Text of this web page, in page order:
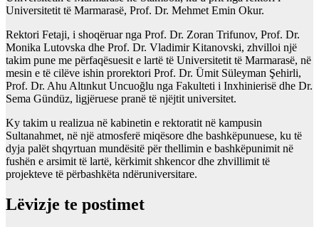
Universitetit të Marmarasë, Prof. Dr. Mehmet Emin Okur.
Rektori Fetaji, i shoqëruar nga Prof. Dr. Zoran Trifunov, Prof. Dr.
Monika Lutovska dhe Prof. Dr. Vladimir Kitanovski, zhvilloi një
takim pune me përfaqësuesit e lartë të Universitetit të Marmarasë, në
mesin e të cilëve ishin prorektori Prof. Dr. Ümit Süleyman Şehirli,
Prof. Dr. Ahu Altınkut Uncuoğlu nga Fakulteti i Inxhinierisë dhe Dr.
Sema Gündüz, ligjëruese pranë të njëjtit universitet.
Ky takim u realizua në kabinetin e rektoratit në kampusin
Sultanahmet, në një atmosferë miqësore dhe bashkëpunuese, ku të
dyja palët shqyrtuan mundësitë për thellimin e bashkëpunimit në
fushën e arsimit të lartë, kërkimit shkencor dhe zhvillimit të
projekteve të përbashkëta ndëruniversitare.
Lëvizje te postimet